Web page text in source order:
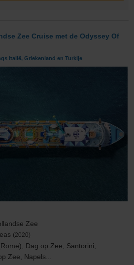
Zee Cruise met de Odyssey Of
Italië, Griekenland en Turkije
Zee
(2020)
Dag op Zee, Santorini,
Zee, Napels...